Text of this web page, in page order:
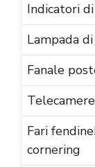
Indicatori
Lampada
Fanale
Fari
cornering